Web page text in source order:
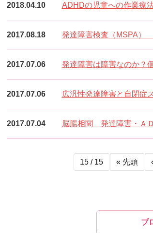
2018.04.10 ADHDの児童への作業療
2017.08.18 発達障害検査（MSPA）
2017.07.06 発達障害は障害なのか？
2017.07.06 広汎性発達障害と自閉症
2017.07.04 脳腸相関 発達障害・Ａ
15 / 15 « 先頭
ブ